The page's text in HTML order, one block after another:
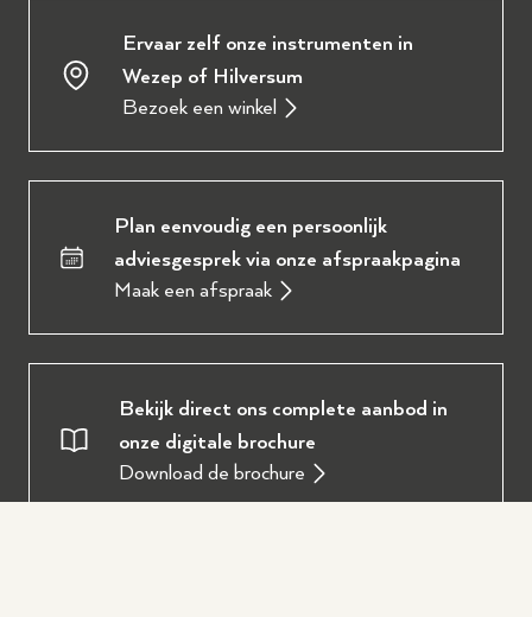
Ervaar zelf onze instrumenten in
Wezep of Hilversum
Bezoek een winkel
Plan eenvoudig een persoonlijk
adviesgesprek via onze afspraakpagina
Maak een afspraak
Bekijk direct ons complete aanbod in
onze digitale brochure
Download de brochure